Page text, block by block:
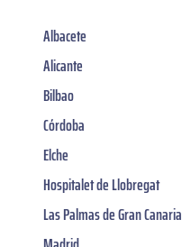
Albacete
Alicante
Bilbao
Córdoba
Elche
Hospitalet de Llobregat
Las Palmas de Gran Canaria